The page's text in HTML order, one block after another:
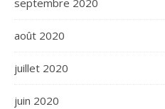
septembre 2020
août 2020
juillet 2020
juin 2020